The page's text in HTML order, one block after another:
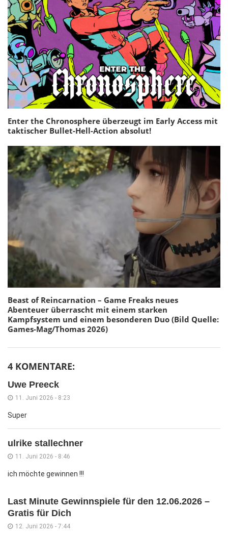
Enter the Chronosphere überzeugt im Early Access mit
taktischer Bullet-Hell-Action absolut!
Beast of Reincarnation – Game Freaks neues
Abenteuer überrascht mit einem starken
Kampfsystem und einem besonderen Duo (Bild Quelle:
Games-Mag/Thomas 2026)
4 KOMENTARE:
Uwe Preeck
11. Juni 2026 - 8:23
Super
ulrike stallechner
11. Juni 2026 - 8:46
ich möchte gewinnen !!!
Last Minute Gewinnspiele für den 12.06.2026 –
Gratis für Dich
12. Juni 2026 - 7:44